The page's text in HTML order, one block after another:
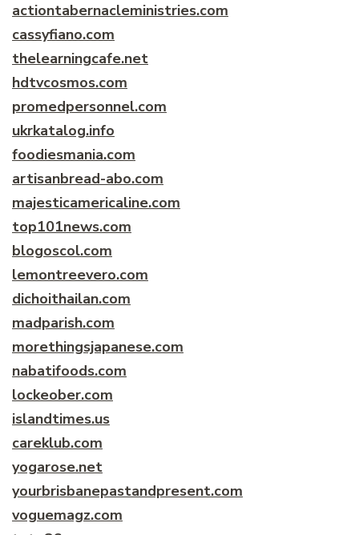
actiontabernacleministries.com
cassyfiano.com
thelearningcafe.net
hdtvcosmos.com
promedpersonnel.com
ukrkatalog.info
foodiesmania.com
artisanbread-abo.com
majesticamericaline.com
top101news.com
blogoscol.com
lemontreevero.com
dichoithailan.com
madparish.com
morethingsjapanese.com
nabatifoods.com
lockeober.com
islandtimes.us
careklub.com
yogarose.net
yourbrisbanepastandpresent.com
voguemagz.com